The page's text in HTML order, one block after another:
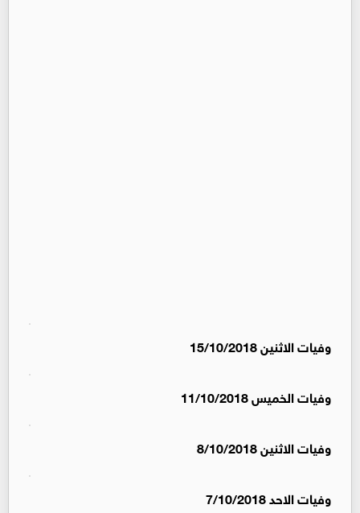
وفيات الاثنين 15/10/2018
وفيات الخميس 11/10/2018
وفيات الاثنين 8/10/2018
وفيات الاحد 7/10/2018